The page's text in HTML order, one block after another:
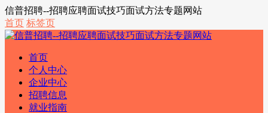
信普招聘--招聘应聘面试技巧面试方法专题网站
首页 标签页
首页
个人中心
企业中心
招聘信息
就业指南